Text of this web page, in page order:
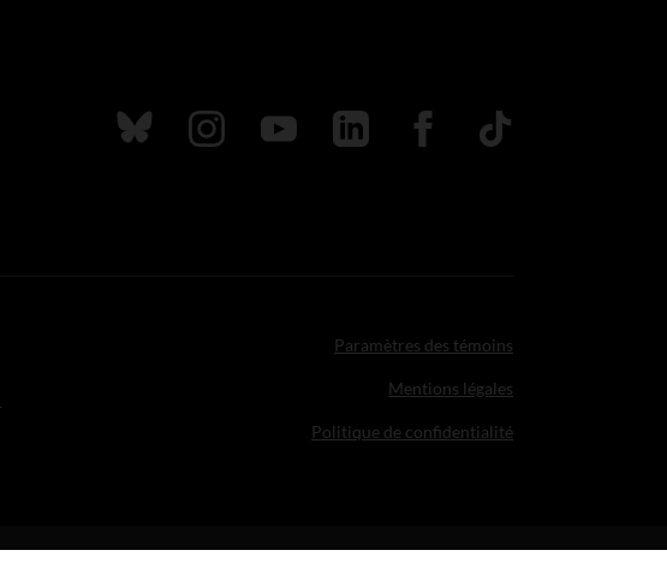
Suivez nous sur Bluesky
Suivez nous sur Instagram
Suivez nous sur Youtube
Suivez nous sur LinkedIn
Suivez nous sur
TikTok
Paramètres des témoins
Mentions légales
Politique de confidentialité